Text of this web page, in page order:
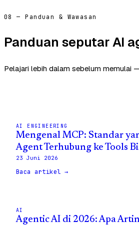
08 — Panduan & Wawasan
Panduan seputar AI
Pelajari lebih dalam sebelum memulai
AI ENGINEERING
Mengenal MCP: Standar
Agent Terhubung ke Tools
23 Juni 2026
Baca artikel →
AI
Agentic AI di 2026: Apa